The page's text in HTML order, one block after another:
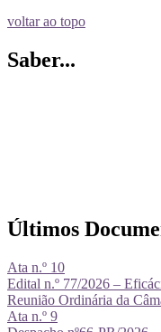
voltar ao topo
Saber...
Últimos
Ata n.º 10
Edital n.º 77/2026 –
Reunião Ordinária da
Ata n.º 9